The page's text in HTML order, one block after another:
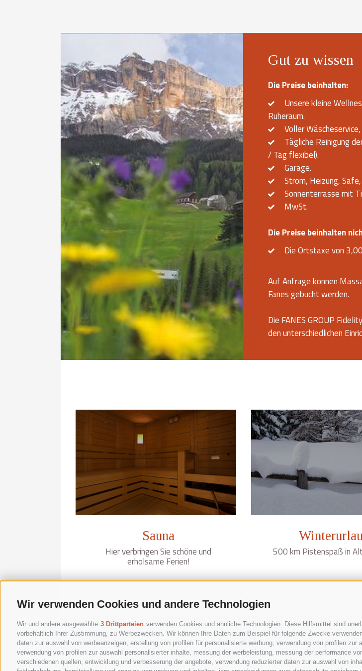
Wir verwenden Cookies und andere Technologien
Wir und andere ausgewählte 3 Drittparteien verwenden Cookies und ähnliche Technologien. Diese Hilfsmittel sind
vorbehaltlich Ihrer Zustimmung, zu Werbezwecken. Wir können Ihre Daten zum Beispiel für folgende Zwecke
daten zur auswahl von werbeanzeigen, erstellung von profilen für personalisierte werbung, verwendung von profilen
verwendung von profilen zur auswahl personalisierter inhalte, messung der werbeleistung, messung der performance
verschiedenen quellen, entwicklung und verbesserung der angebote, verwendung reduzierter daten zur auswahl von
Gut zu wissen
Die Preise beinhalten:
Unsere kleine
Ruheraum.
Voller
Tägliche Reinigung
/ Tag flexibel).
Garage.
Strom, Heizung,
Sonnenterrasse mit
MwSt.
Die Preise beinhalten
Die Ortstaxe von
Auf Anfrage können
Fanes gebucht werden.
Die FANES GROUP
den unterschiedlichen
Sauna
Hier verbringen Sie schöne und
erholsame Ferien!
500 km Pistenspaß in
WhatsApp +39 376 1289494
info@residencelaro.it
Ciasa La